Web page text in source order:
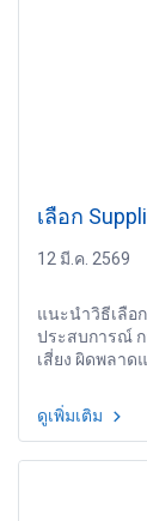
เลือก
12 มี.ค. 2569
แนะนำวิธีเลือ
ประสบการณ์
เสี่ยง ผิดพลา
ดูเพิ่มเติม